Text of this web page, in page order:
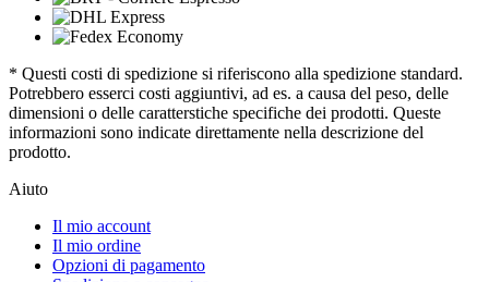
* Questi costi di spedizione si riferiscono alla spedizione standard.
Potrebbero esserci costi aggiuntivi, ad es. a causa del peso, delle
dimensioni o delle caratterstiche specifiche dei prodotti. Queste
informazioni sono indicate direttamente nella descrizione del
prodotto.
Aiuto
Il mio account
Il mio ordine
Opzioni di pagamento